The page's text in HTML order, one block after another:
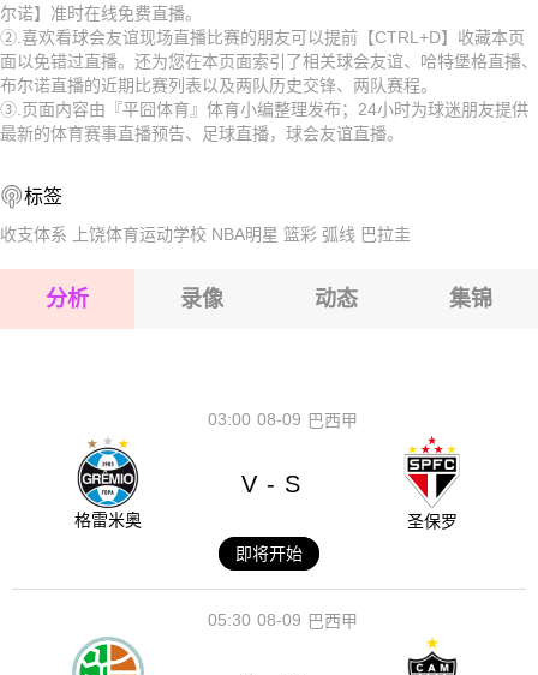
2026-08-15 【球会友谊】 哈特堡格VS布尔诺
2026-08-15 【球会友谊】 哈特堡格VS布尔诺
2026-08-15 【球会友谊】 哈特堡格VS布尔诺
2026-08-15 【球会友谊】 哈特堡格VS布尔诺
2026-08-15 【球会友谊】 哈特堡格VS布尔诺
2026-08-15 【球会友谊】 哈特堡格VS布尔诺
2026-08-15 【球会友谊】 哈特堡格VS布尔诺
尔诺】准时在线免费直播。
②.喜欢看球会友谊现场直播比赛的朋友可以提前【CTRL+D】收藏本页
面以免错过直播。还为您在本页面索引了相关球会友谊、哈特堡格直播、
布尔诺直播的近期比赛列表以及两队历史交锋、两队赛程。
③.页面内容由『平囧体育』体育小编整理发布；24小时为球迷朋友提供
最新的体育赛事直播预告、足球直播，球会友谊直播。
标签
收支体系 上饶体育运动学校 NBA明星 篮彩 弧线 巴拉圭
分析 录像 动态 集锦
08-09
03:00 巴西甲
格雷米奥
V - S
圣保罗
即将开始
08-09
05:30 巴西甲